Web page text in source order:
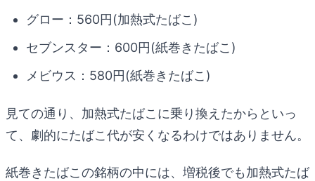
グロー：560円(加熱式たばこ)
セブンスター：600円(紙巻きたばこ)
メビウス：580円(紙巻きたばこ)
見ての通り、加熱式たばこに乗り換えたからといっ
て、劇的にたばこ代が安くなるわけではありません。
紙巻きたばこの銘柄の中には、増税後でも加熱式たば